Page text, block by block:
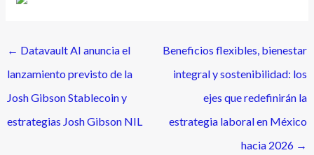
← Datavault AI anuncia el
lanzamiento previsto de la
Josh Gibson Stablecoin y
estrategias Josh Gibson NIL
Beneficios flexibles, bienestar
integral y sostenibilidad: los
ejes que redefinirán la
estrategia laboral en México
hacia 2026 →